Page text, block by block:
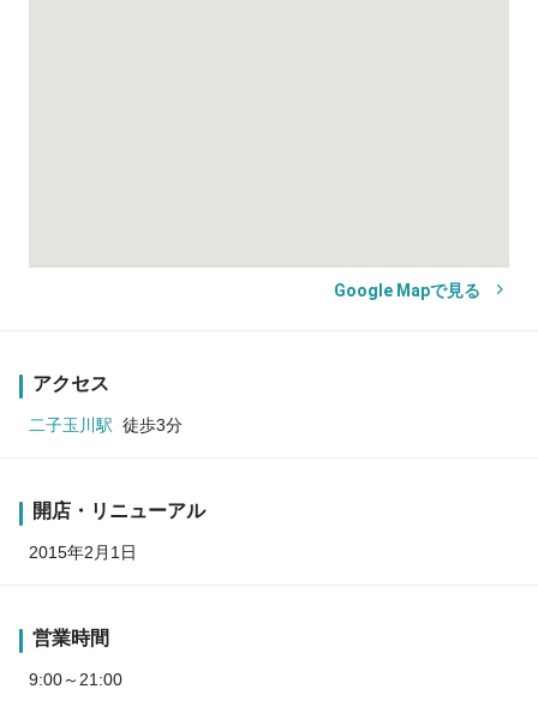
Google Mapで見る
アクセス
二子玉川駅 徒歩3分
開店・リニューアル
2015年2月1日
営業時間
9:00～21:00